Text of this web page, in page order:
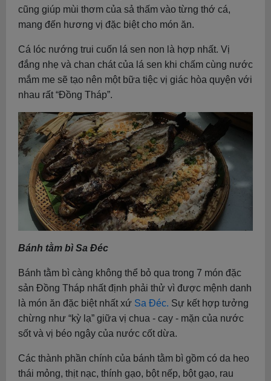
cũng giúp mùi thơm của sả thấm vào từng thớ cá,
mang đến hương vị đặc biệt cho món ăn.
Cá lóc nướng trui cuốn lá sen non là hợp nhất. Vị
đắng nhẹ và chan chát của lá sen khi chấm cùng nước
mắm me sẽ tạo nên một bữa tiệc vị giác hòa quyện với
nhau rất “Đồng Tháp”.
Bánh tằm bì Sa Đéc
Bánh tằm bì càng không thể bỏ qua trong 7 món đặc
sản Đồng Tháp nhất định phải thử vì được mệnh danh
là món ăn đặc biệt nhất xứ Sa Đéc. Sự kết hợp tưởng
chừng như “kỳ lạ” giữa vị chua - cay - mặn của nước
sốt và vị béo ngậy của nước cốt dừa.
Các thành phần chính của bánh tằm bì gồm có da heo
thái mỏng, thịt nạc, thính gạo, bột nếp, bột gạo, rau